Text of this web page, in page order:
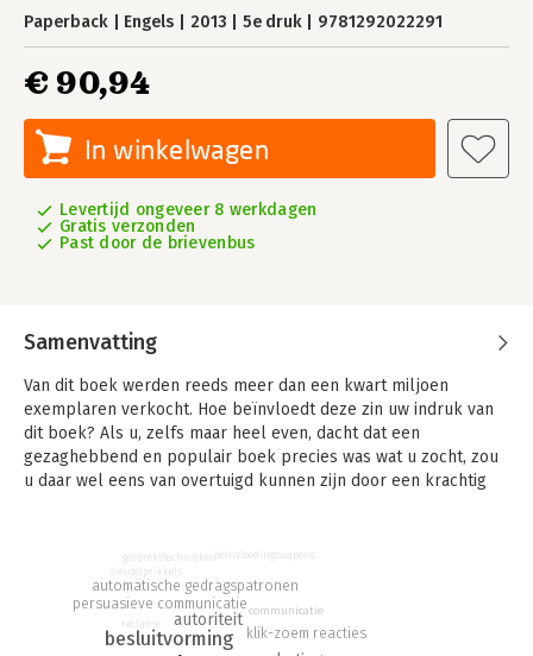
Paperback Engels 2013 5e druk 9781292022291
€ 90,94
In winkelwagen
Levertijd ongeveer 8 werkdagen
Gratis verzonden
Past door de brievenbus
Samenvatting
Van dit boek werden reeds meer dan een kwart miljoen
exemplaren verkocht. Hoe beïnvloedt deze zin uw indruk van
dit boek? Als u, zelfs maar heel even, dacht dat een
gezaghebbend en populair boek precies was wat u zocht, zou
u daar wel eens van overtuigd kunnen zijn door een krachtig
Heeft u uzelf ooit 'ja' horen zeggen tegen een telemarketeer
en was u er vervolgens over verbaasd waarom u zojuist
instemde met een abonnement op een tijdschrift dat u
eigenlijk niet echt interesseert? In dit boek over beïnvloeding
besluitvorming
autoriteit
persuasieve communicatie
automatische gedragspatronen
klik-zoem reacties
communicatie
reclame
sleutelprikkels
gesprekstechnieken beïnvloedingswapens